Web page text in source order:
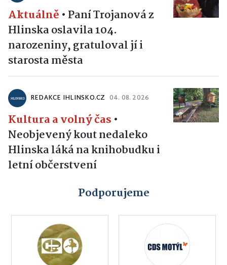
Aktuálně • Paní Trojanová z
Hlinska oslavila 104.
narozeniny, gratuloval jí i
starosta města
REDAKCE IHLINSKO.CZ 04. 08. 2026
Kultura a volný čas •
Neobjevený kout nedaleko
Hlinska láká na knihobudku i
letní občerstvení
Podporujeme